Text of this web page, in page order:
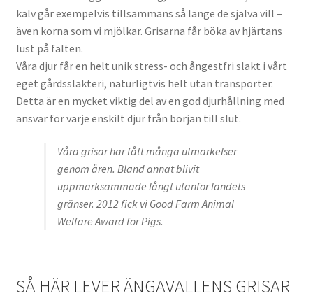
kalv går exempelvis tillsammans så länge de själva vill –
även korna som vi mjölkar. Grisarna får böka av hjärtans
lust på fälten.
Våra djur får en helt unik stress- och ångestfri slakt i vårt
eget gårdsslakteri, naturligtvis helt utan transporter.
Detta är en mycket viktig del av en god djurhållning med
ansvar för varje enskilt djur från början till slut.
Våra grisar har fått många utmärkelser
genom åren. Bland annat blivit
uppmärksammade långt utanför landets
gränser. 2012 fick vi Good Farm Animal
Welfare Award for Pigs.
SÅ HÄR LEVER ÄNGAVALLENS GRISAR